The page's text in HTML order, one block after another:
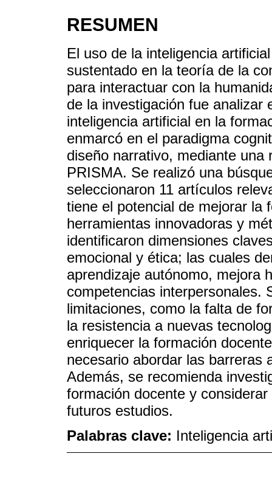
RESUMEN
El uso de la inteligencia
sustentado en la teoría de la
para interactuar con la
de la investigación fue analizar
inteligencia artificial en la
enmarcó en el paradigma
diseño narrativo, mediante
PRISMA. Se realizó una
seleccionaron 11 artículos
tiene el potencial de mejorar la
herramientas innovadoras y
identificaron dimensiones
emocional y ética; las cuales
aprendizaje autónomo, mejora
competencias interpersonales.
limitaciones, como la falta de
la resistencia a nuevas
enriquecer la formación
necesario abordar las barreras
Además, se recomienda
formación docente y
futuros estudios.
Palabras clave: Inteligencia